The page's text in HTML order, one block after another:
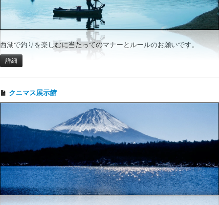
西湖で釣りを楽しむに当たってのマナーとルールのお願いです。
詳細
クニマス展示館